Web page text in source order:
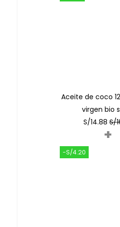
Aceite de coco
virgen bio
S/14.88 S/
+
-S/4.20